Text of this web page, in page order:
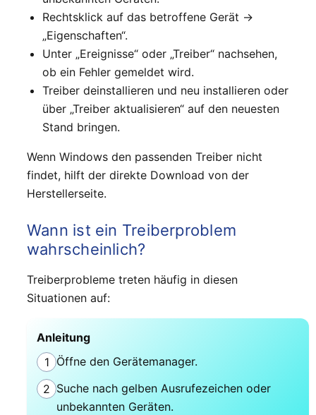
Rechtsklick auf das betroffene Gerät →
„Eigenschaften“.
Unter „Ereignisse“ oder „Treiber“ nachsehen,
ob ein Fehler gemeldet wird.
Treiber deinstallieren und neu installieren oder
über „Treiber aktualisieren“ auf den neuesten
Stand bringen.
Wenn Windows den passenden Treiber nicht
findet, hilft der direkte Download von der
Herstellerseite.
Wann ist ein Treiberproblem
wahrscheinlich?
Treiberprobleme treten häufig in diesen
Situationen auf:
Anleitung
1 Öffne den Gerätemanager.
2 Suche nach gelben Ausrufezeichen oder
unbekannten Geräten.